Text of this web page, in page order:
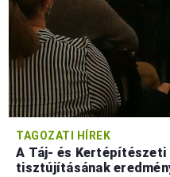
TAGOZATI HÍREK
A Táj- és
tisztújításának